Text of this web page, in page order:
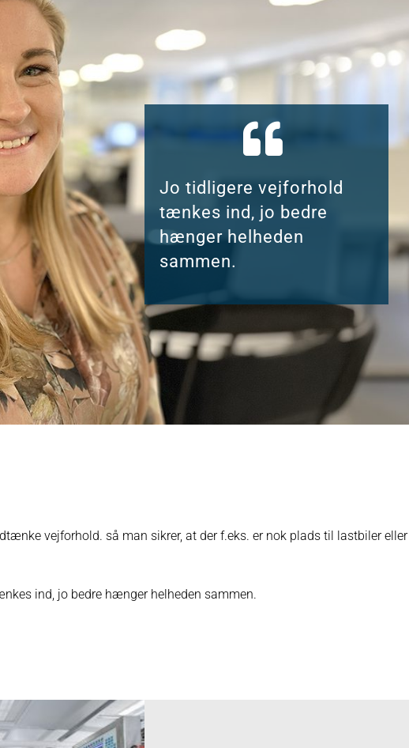
Jo tidligere vejforhold
tænkes ind, jo bedre
hænger helheden
sammen.
vejforhold. så man sikrer, at der f.eks. er nok plads til lastbiler eller
ind, jo bedre hænger helheden sammen.